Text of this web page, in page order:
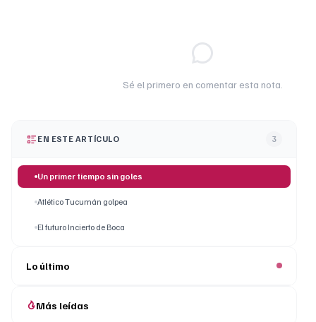
Sé el primero en comentar esta nota.
EN ESTE ARTÍCULO 3
Un primer tiempo sin goles
Atlético Tucumán golpea
El futuro Incierto de Boca
Lo último
Más leídas